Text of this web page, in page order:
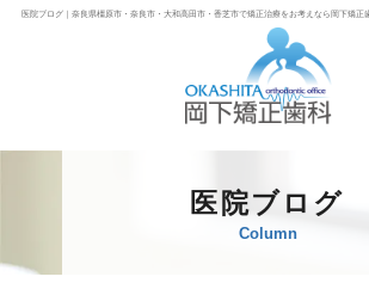
医院ブログ｜奈良県橿原市・奈良市・大和高田市・香芝市で矯正治療をお考えなら岡下矯正
医院ブログ
Column